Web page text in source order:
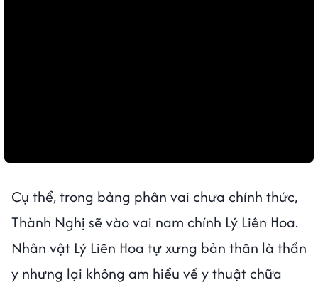
Cụ thể, trong bảng phân vai chưa chính thức,
Thành Nghị sẽ vào vai nam chính Lý Liên Hoa.
Nhân vật Lý Liên Hoa tự xưng bản thân là thần
y nhưng lại không am hiểu về y thuật chữa